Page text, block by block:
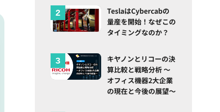
TeslaはCybercabの
量産を開始！なぜこの
タイミングなのか？
キヤノンとリコーの決
算比較と戦略分析 ～
オフィス機器2大企業
の現在と今後の展望～